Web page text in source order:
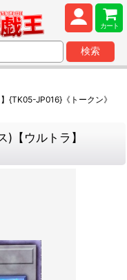
カート
検索
{TK05-JP016}《トークン》
)【ウルトラ】